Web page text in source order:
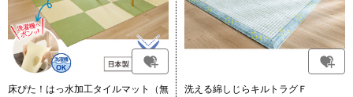
床ぴた！はっ水加工タイルマット（無
洗える綿しじらキルトラグＦ